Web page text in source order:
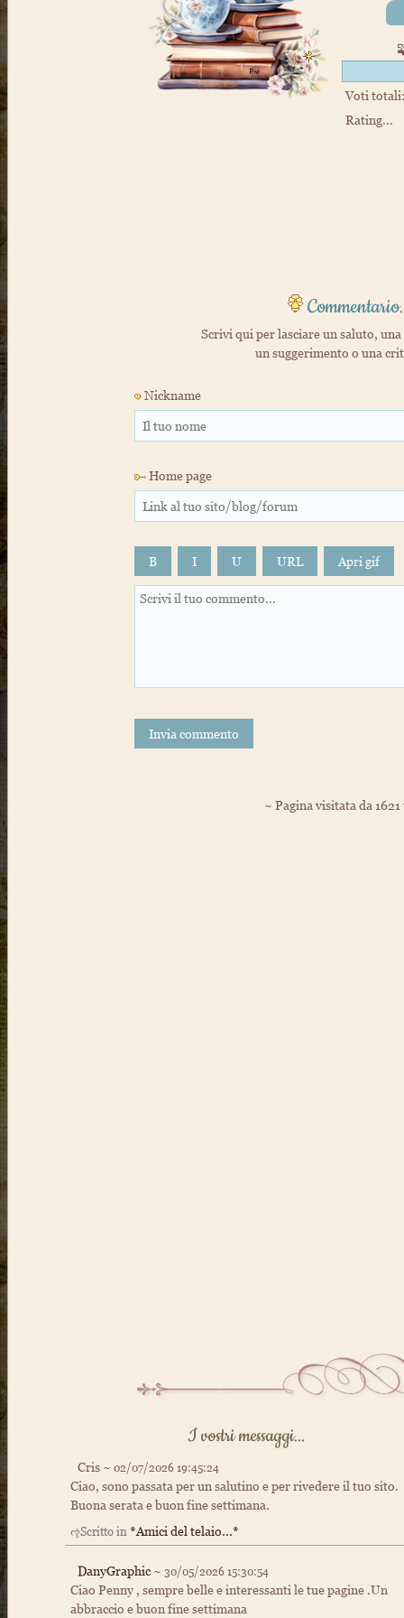
Voti totali:
Rating...
Scrivi qui per lasciare un saluto,
un suggerimento o una
Nickname
Home page
B I U URL
Invia commento
~ Pagina visitata da
I vostri messaggi...
Cris ~ 02/07/2026 19:45:24
Ciao, sono passata per un salutino e per rivedere il tuo sito.
Buona serata e buon fine settimana.
ૡScritto in *Amici del telaio...*
DanyGraphic ~ 30/05/2026 15:30:54
Ciao Penny , sempre belle e interessanti le tue pagine .Un
abbraccio e buon fine settimana